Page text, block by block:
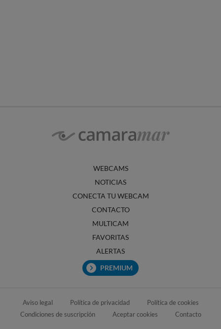
WEBCAMS
NOTICIAS
CONECTA TU WEBCAM
CONTACTO
MULTICAM
FAVORITAS
ALERTAS
PREMIUM
Aviso legal Política de privacidad
Política de cookies
Condiciones de suscripción
Aceptar cookies Contacto